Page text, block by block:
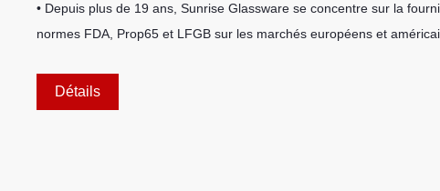
• Depuis plus de 19 ans, Sunrise Glassware se concentre sur la
normes FDA, Prop65 et LFGB sur les marchés européens et
coopérer avec vous.
Détails